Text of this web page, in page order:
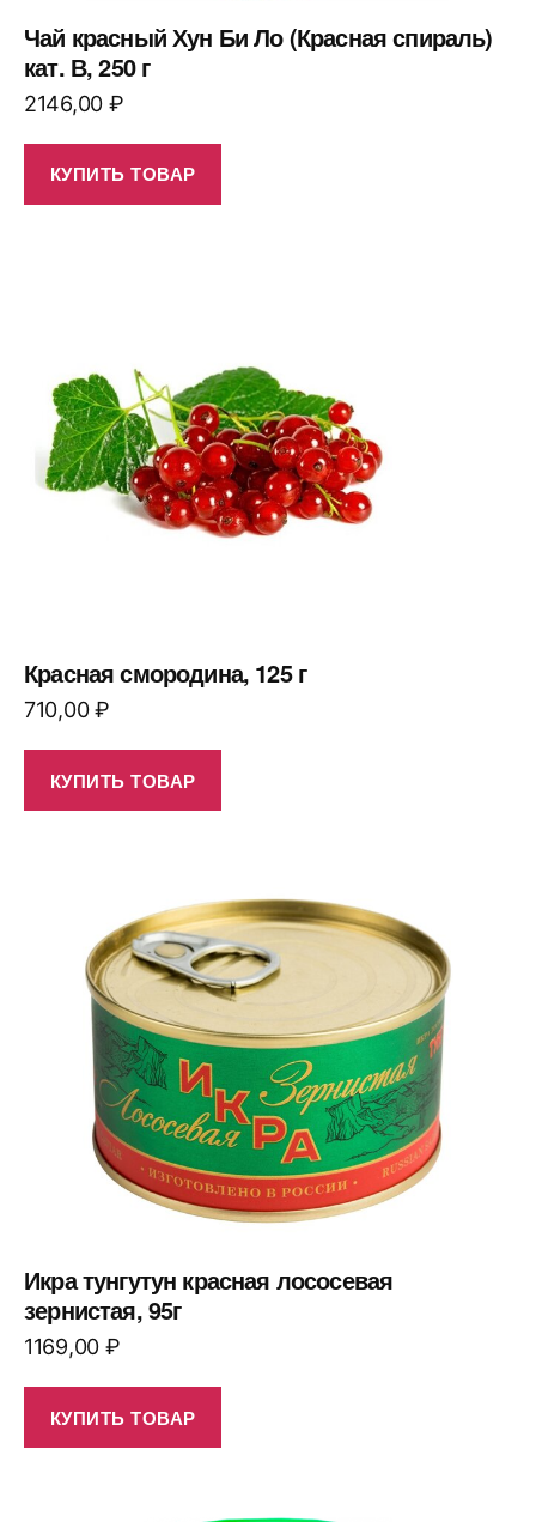
Чай красный Хун Би Ло (Красная спираль)
кат. В, 250 г
2146,00 ₽
КУПИТЬ ТОВАР
Красная смородина, 125 г
710,00₽
КУПИТЬ ТОВАР
Икра тунгутун красная лососевая
зернистая, 95г
1169,00 ₽
КУПИТЬ ТОВАР